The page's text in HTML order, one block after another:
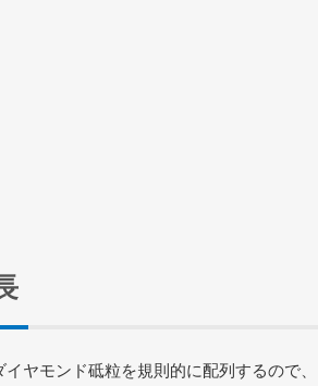
イヤモンド砥粒を規則的に配列するので